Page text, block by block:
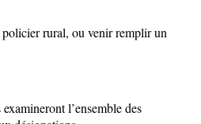
rural, ou venir remplir un
l’ensemble des